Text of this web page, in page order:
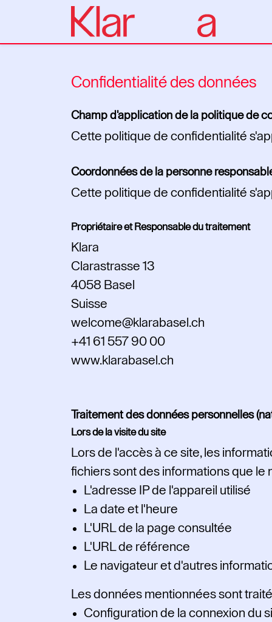
Confidentialité des données
Champ d'application de la politique de
Cette politique de confidentialité
Coordonnées de la personne
Cette politique de confidentialité
Propriétaire et Responsable du traitement
Klara
Clarastrasse 13
4058 Basel
Suisse
welcome@klarabasel.ch
+41 61 557 90 00
www.klarabasel.ch
Traitement des données personnelles
Lors de la visite du site
Lors de l'accès à ce site, les
fichiers sont des informations que
L'adresse IP de l'appareil utilisé
La date et l'heure
L'URL de la page consultée
L'URL de référence
Le navigateur et d'autres
Les données mentionnées sont
Configuration de la connexion du